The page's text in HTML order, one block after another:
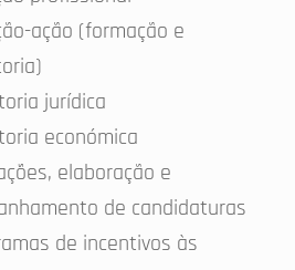
ação (formação e
jurídica
económica
elaboração e
de candidaturas
de incentivos às